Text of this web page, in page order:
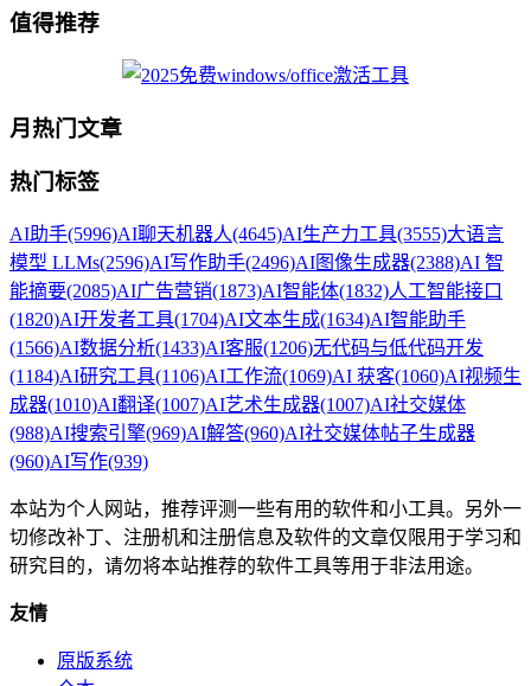
值得推荐
月热门文章
热门标签
AI助手(5996)AI聊天机器人(4645)AI生产力工具(3555)大语言
模型 LLMs(2596)AI写作助手(2496)AI图像生成器(2388)AI 智
能摘要(2085)AI广告营销(1873)AI智能体(1832)人工智能接口
(1820)AI开发者工具(1704)AI文本生成(1634)AI智能助手
(1566)AI数据分析(1433)AI客服(1206)无代码与低代码开发
(1184)AI研究工具(1106)AI工作流(1069)AI 获客(1060)AI视频生
成器(1010)AI翻译(1007)AI艺术生成器(1007)AI社交媒体
(988)AI搜索引擎(969)AI解答(960)AI社交媒体帖子生成器
(960)AI写作(939)
本站为个人网站，推荐评测一些有用的软件和小工具。另外一
切修改补丁、注册机和注册信息及软件的文章仅限用于学习和
研究目的，请勿将本站推荐的软件工具等用于非法用途。
友情
原版系统